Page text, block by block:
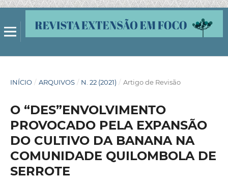
INÍCIO / ARQUIVOS / N. 22 (2021) / Artigo de Revisão
O “DES”ENVOLVIMENTO
PROVOCADO PELA EXPANSÃO
DO CULTIVO DA BANANA NA
COMUNIDADE QUILOMBOLA DE
SERROTE